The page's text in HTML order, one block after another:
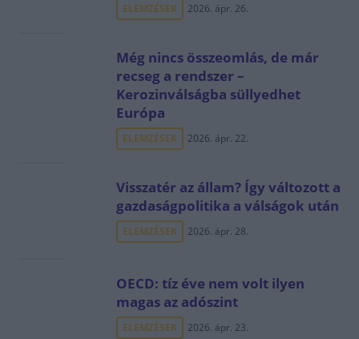
ELEMZÉSEK 2026. ápr. 26.
Még nincs összeomlás, de már
recseg a rendszer –
Kerozinválságba süllyedhet
Európa
ELEMZÉSEK 2026. ápr. 22.
Visszatér az állam? Így változott a
gazdaságpolitika a válságok után
ELEMZÉSEK 2026. ápr. 28.
OECD: tíz éve nem volt ilyen
magas az adószint
ELEMZÉSEK 2026. ápr. 23.